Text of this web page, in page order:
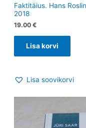
Faktitäius. Hans
2018
19.00 €
Lisa korvi
Lisa soovikorvi